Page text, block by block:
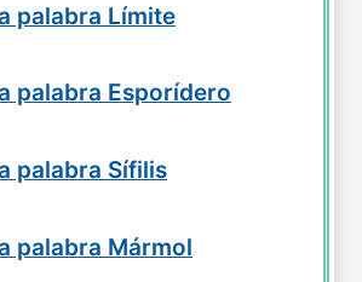
palabra Límite
palabra Esporídero
palabra Sífilis
palabra Mármol